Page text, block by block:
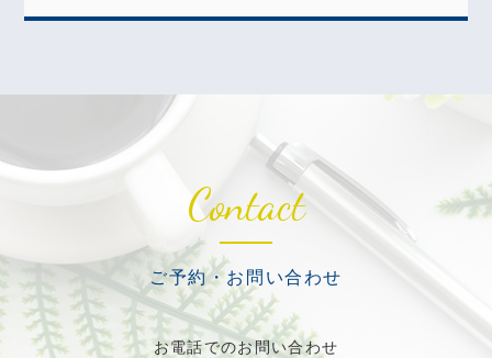
Contact
ご予約・お問い合わせ
お電話でのお問い合わせ